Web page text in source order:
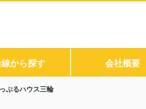
から探す 会社概要
ぷるハウス三輪